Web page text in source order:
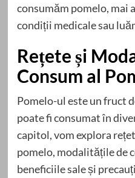
consumăm pomelo, mai
condiții medicale sau
Rețete și
Consum al
Pomelo-ul este un fruct
poate fi consumat în
capitol, vom explora
pomelo, modalitățile de
beneficiile sale și